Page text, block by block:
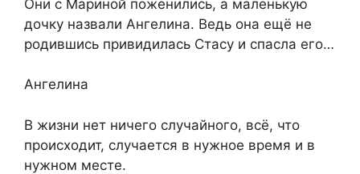
Они с Мариной поженились, а маленькую
дочку назвали Ангелина. Ведь она ещё не
родившись привидилась Стасу и спасла его…
Ангелина
В жизни нет ничего случайного, всё, что
происходит, случается в нужное время и в
нужном месте.